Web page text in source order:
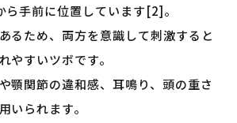
ら手前に位置しています[2]。
るため、両方を意識して刺激すると
やすいツボです。
顎関節の違和感、耳鳴り、頭の重さ
いられます。